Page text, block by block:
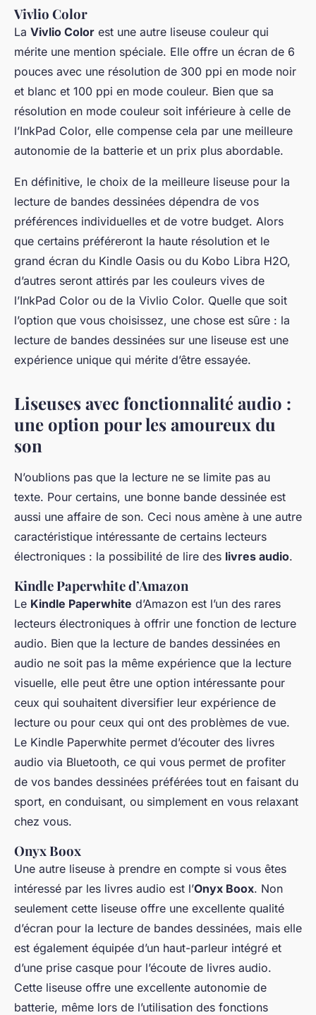
Vivlio Color
La Vivlio Color est une autre liseuse couleur qui
mérite une mention spéciale. Elle offre un écran de 6
pouces avec une résolution de 300 ppi en mode noir
et blanc et 100 ppi en mode couleur. Bien que sa
résolution en mode couleur soit inférieure à celle de
l’InkPad Color, elle compense cela par une meilleure
autonomie de la batterie et un prix plus abordable.
En définitive, le choix de la meilleure liseuse pour la
lecture de bandes dessinées dépendra de vos
préférences individuelles et de votre budget. Alors
que certains préféreront la haute résolution et le
grand écran du Kindle Oasis ou du Kobo Libra H2O,
d’autres seront attirés par les couleurs vives de
l’InkPad Color ou de la Vivlio Color. Quelle que soit
l’option que vous choisissez, une chose est sûre : la
lecture de bandes dessinées sur une liseuse est une
expérience unique qui mérite d’être essayée.
Liseuses avec fonctionnalité audio :
une option pour les amoureux du
son
N’oublions pas que la lecture ne se limite pas au
texte. Pour certains, une bonne bande dessinée est
aussi une affaire de son. Ceci nous amène à une autre
caractéristique intéressante de certains lecteurs
électroniques : la possibilité de lire des livres audio.
Kindle Paperwhite d’Amazon
Le Kindle Paperwhite d’Amazon est l’un des rares
lecteurs électroniques à offrir une fonction de lecture
audio. Bien que la lecture de bandes dessinées en
audio ne soit pas la même expérience que la lecture
visuelle, elle peut être une option intéressante pour
ceux qui souhaitent diversifier leur expérience de
lecture ou pour ceux qui ont des problèmes de vue.
Le Kindle Paperwhite permet d’écouter des livres
audio via Bluetooth, ce qui vous permet de profiter
de vos bandes dessinées préférées tout en faisant du
sport, en conduisant, ou simplement en vous relaxant
chez vous.
Onyx Boox
Une autre liseuse à prendre en compte si vous êtes
intéressé par les livres audio est l’Onyx Boox. Non
seulement cette liseuse offre une excellente qualité
d’écran pour la lecture de bandes dessinées, mais elle
est également équipée d’un haut-parleur intégré et
d’une prise casque pour l’écoute de livres audio.
Cette liseuse offre une excellente autonomie de
batterie, même lors de l’utilisation des fonctions